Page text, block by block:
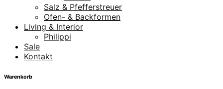
Salz & Pfefferstreuer
Ofen- & Backformen
Living & Interior
Philippi
Sale
Kontakt
Warenkorb